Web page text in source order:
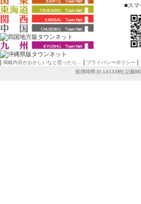
■スマ
| 掲載内容がおかしいなと思ったら… | プライバシーポリシー |
処理時間 [0.14133秒] 記載